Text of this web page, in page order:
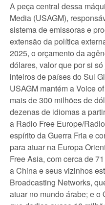
A peça central dessa
Media (USAGM),
sistema de emissoras e
extensão da política
2025, o orçamento da
dólares, valor que por si
inteiros de países do Sul
USAGM mantém a Voice
mais de 300 milhões de
dezenas de idiomas a
a Radio Free Europe/
espírito da Guerra Fria e
para atuar na Europa
Free Asia, com cerca de
a China e seus vizinhos
Broadcasting Networks,
atuar no mundo árabe; e o